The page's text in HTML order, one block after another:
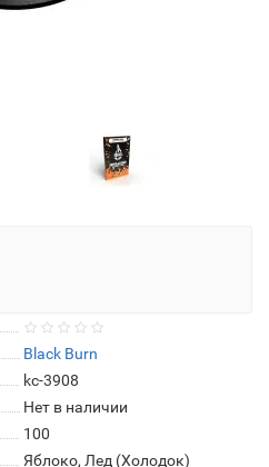
Black Burn
kc-3908
Нет в наличии
100
Яблоко, Лед (Холодок)